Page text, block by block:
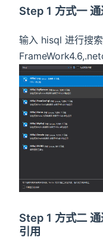
Step 1 方式一
输入 hisql 进行搜
Step 1 方式二
引用